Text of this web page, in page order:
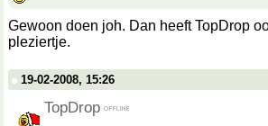
Gewoon doen joh. Dan heeft TopDrop
pleziertje.
19-02-2008, 15:26
TopDrop